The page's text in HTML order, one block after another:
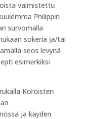
valmistettu
Philippin
survomalla
sokeria ja/tai
seos levynä
esimerkiksi
Koroisten
ja käyden